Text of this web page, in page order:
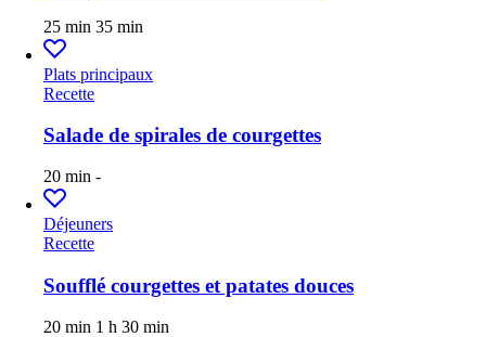
25 min 35 min
Plats principaux
Recette
Salade de spirales de courgettes
20 min -
Déjeuners
Recette
Soufflé courgettes et patates douces
20 min 1 h 30 min